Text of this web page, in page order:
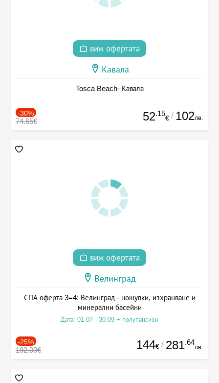
виж офертата
Кавала
Tosca Beach- Кавала
-30%
74.65€ 52.15
€ / 102лв.
виж офертата
Велинград
СПА оферта 3=4: Велинград - нощувки, изхранване и
минерални басейни
Дата: 01.07 - 30.09 + полупансион
-25%
192.00€ 144€ / 281.64
лв.